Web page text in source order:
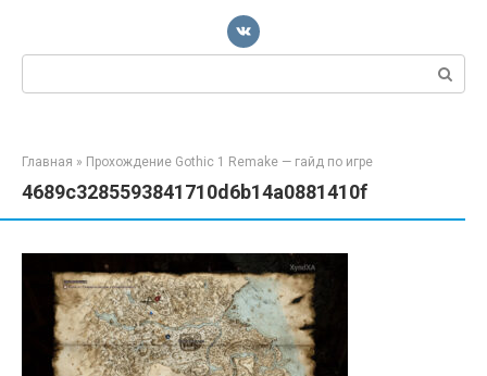
Поиск:
Главная » Прохождение Gothic 1 Remake — гайд по игре
4689c3285593841710d6b14a0881410f